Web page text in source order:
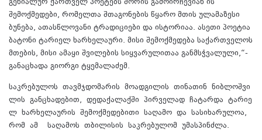
შემოქმედები, რომელთა შთაგონების წყარო მთის ულამაზესი
ბუნება, ათასწლოვანი ტრადიციები და ისტორიაა. ასეთი პოეტია
ბატონი ტარიელ ხარხელაური. მისი შემოქმედება საქართველოს
მთების, მისი ამაყი შვილების სიყვარულითაა განმსჭვალული,“-
განაცხადა გიორგი ტყემალაძემ.
საკრებულოს თავმჯდომარის მოადგილის თინათინ ნიბლოშვი
ლის განცხადებით, დედაქალაქში პირველად ჩატარდა ტარიე
ლ ხარხელაურის შემოქმედებითი საღამო და სასიხარულოა,
რომ ამ საღამოს თბილისის საკრებულომ უმასპინძლა.